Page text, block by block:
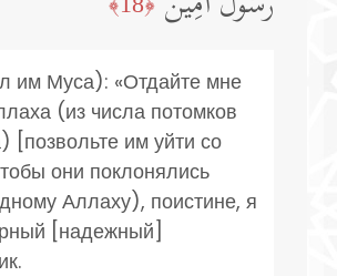
им Муса): «Отдайте мне
(из числа потомков
[позвольте им уйти со
они поклонялись
Аллаху), поистине, я
[надежный]